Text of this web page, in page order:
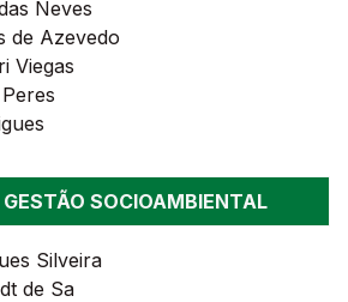
Neves
de Azevedo
Viegas
SOCIOAMBIENTAL
Silveira
de Sa